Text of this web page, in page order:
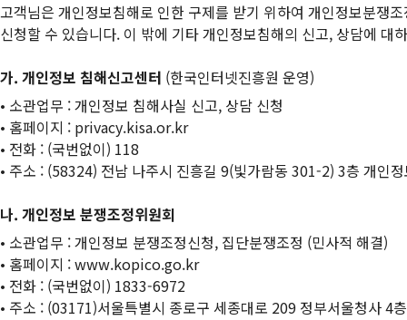
고객님은 개인정보침해로 인한 구제를 받기 위하여 개인정보분쟁
신청할 수 있습니다. 이 밖에 기타 개인정보침해의 신고, 상담에 대
가. 개인정보 침해신고센터 (한국인터넷진흥원 운영)
• 소관업무 : 개인정보 침해사실 신고, 상담 신청
• 홈페이지 : privacy.kisa.or.kr
• 전화 : (국번없이) 118
• 주소 : (58324) 전남 나주시 진흥길 9(빛가람동 301-2) 3층 개인
나. 개인정보 분쟁조정위원회
• 소관업무 : 개인정보 분쟁조정신청, 집단분쟁조정 (민사적 해결)
• 홈페이지 : www.kopico.go.kr
• 전화 : (국번없이) 1833-6972
• 주소 : (03171)서울특별시 종로구 세종대로 209 정부서울청사 4층